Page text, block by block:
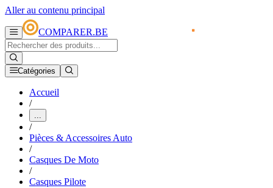
Aller au contenu principal
COMPARER.BE
Catégories
Accueil
/
...
/
Pièces & Accessoires Auto
/
Casques De Moto
/
Casques Pilote